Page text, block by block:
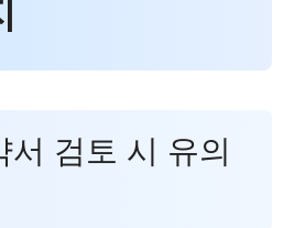
서 검토 시 유의